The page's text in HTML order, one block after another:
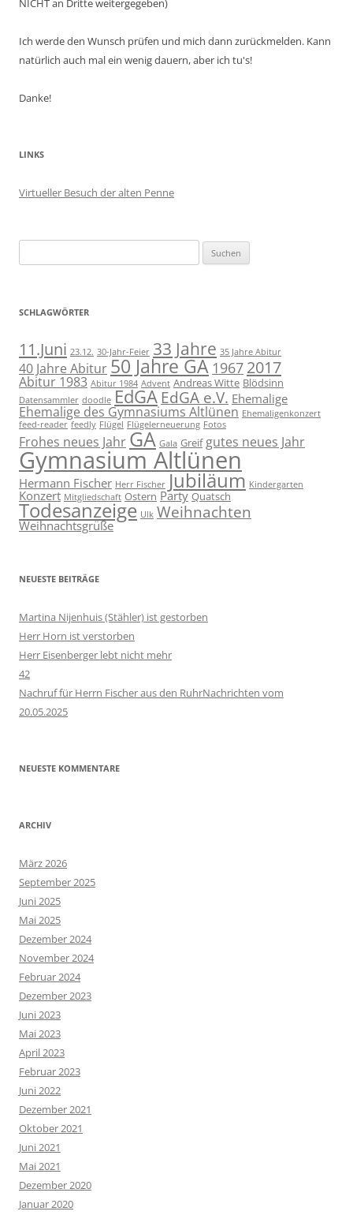
NICHT an Dritte weitergegeben)
Ich werde den Wunsch prüfen und mich dann zurückmelden. Kann
natürlich auch mal ein wenig dauern, aber ich tu's!
Danke!
LINKS
Virtueller Besuch der alten Penne
nach:
SCHLAGWÖRTER
11.Juni 23.12. 30-Jahr-Feier 33 Jahre 35 Jahre Abitur
40 Jahre Abitur 50 Jahre GA 1967 2017
Abitur 1983 Abitur 1984 Advent Andreas Witte Blödsinn
Datensammler doodle EdGA EdGA e.V. Ehemalige
Ehemalige des Gymnasiums Altlünen Ehemaligenkonzert
feed-reader feedly Flügel Flügelerneuerung Fotos
Frohes neues Jahr GA Gala Greif gutes neues Jahr
Gymnasium Altlünen
Hermann Fischer Herr Fischer Jubiläum Kindergarten
Konzert Mitgliedschaft Ostern Party Quatsch
Todesanzeige Ulk Weihnachten
Weihnachtsgrüße
NEUESTE BEITRÄGE
Martina Nijenhuis (Stähler) ist gestorben
Herr Horn ist verstorben
Herr Eisenberger lebt nicht mehr
42
Nachruf für Herrn Fischer aus den RuhrNachrichten vom
20.05.2025
NEUESTE KOMMENTARE
ARCHIV
März 2026
September 2025
Juni 2025
Mai 2025
Dezember 2024
November 2024
Februar 2024
Dezember 2023
Juni 2023
Mai 2023
April 2023
Februar 2023
Juni 2022
Dezember 2021
Oktober 2021
Juni 2021
Mai 2021
Dezember 2020
Januar 2020